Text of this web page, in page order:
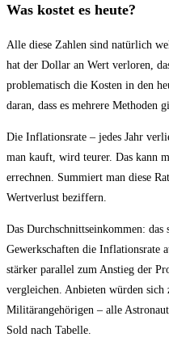
Was kostet es heute?
Alle diese Zahlen sind natürlich
hat der Dollar an Wert verloren,
problematisch die Kosten in den
daran, dass es mehrere Methoden
Die Inflationsrate – jedes Jahr
man kauft, wird teurer. Das kann
errechnen. Summiert man diese
Wertverlust beziffern.
Das Durchschnittseinkommen:
Gewerkschaften die Inflationsrate
stärker parallel zum Anstieg der
vergleichen. Anbieten würden sich
Militärangehörigen – alle
Sold nach Tabelle.